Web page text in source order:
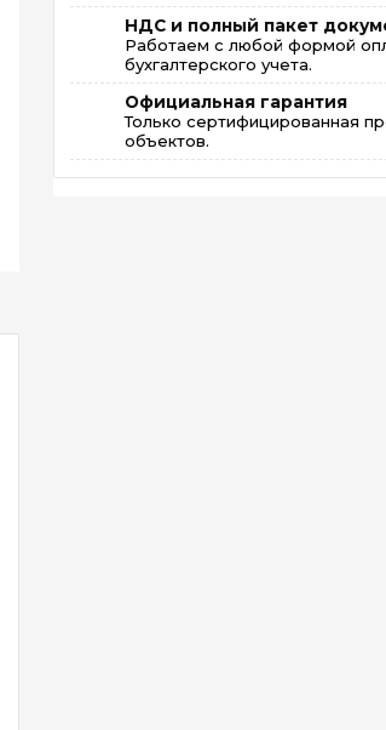
НДС и полный пакет
Работаем с любой формой
бухгалтерского учета.
Официальная гарантия
Только сертифицированная
объектов.